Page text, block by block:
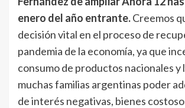
enero del año entrante.Creemos
decisión vital en el proceso de
pandemia de la economía, ya que
consumo de productos nacionales y
muchas familias argentinas poder
de interés negativas, bienes